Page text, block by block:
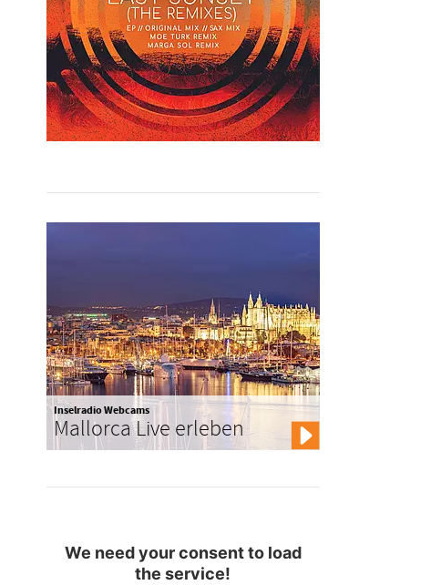
Inselradio Webcams
Mallorca Live erleben
We need your consent to load
the service!